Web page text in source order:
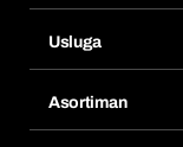
Popisi želja
Ponovno naručivanje
Usluga
Asortiman